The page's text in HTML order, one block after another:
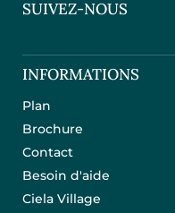
SUIVEZ-NOUS
INFORMATIONS
Plan
Brochure
Contact
Besoin d'aide
Ciela Village